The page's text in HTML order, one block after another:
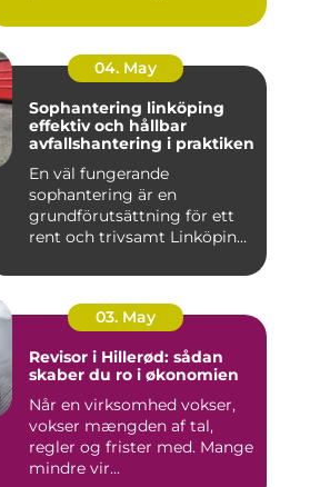
04. May
Sophantering linköping
effektiv och hållbar
avfallshantering i praktiken
En väl fungerande
sophantering är en
grundförutsättning för ett
rent och trivsamt Linköping.
03. May
Revisor i Hillerød: sådan
skaber du ro i økonomien
Når en virksomhed vokser,
vokser mængden af tal,
regler og frister med. Mange
mindre vir...